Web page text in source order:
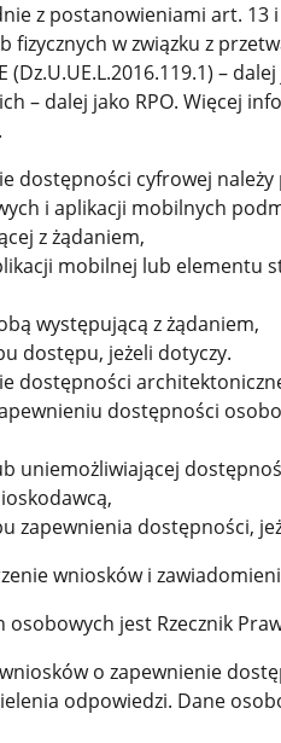
z postanowieniami art.
w związku z
–
– dalej jako RPO. Więcej
dostępności cyfrowej
i aplikacji mobilnych
z żądaniem,
mobilnej lub
występującą z żądaniem,
dostępu, jeżeli dotyczy.
dostępności
dostępności
uniemożliwiającej
zapewnienia dostępności,
wniosków i
jest Rzecznik
o zapewnienie
odpowiedzi. Dane